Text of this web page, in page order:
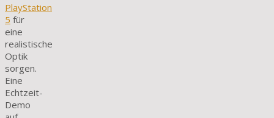
PlayStation
5 für
eine
realistische
Optik
sorgen.
Eine
Echtzeit-
Demo